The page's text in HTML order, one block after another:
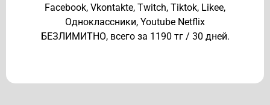
Facebook, Vkontakte, Twitch, Tiktok, Likee,
Одноклассники, Youtube Netflix
БЕЗЛИМИТНО, всего за 1190 тг / 30 дней.